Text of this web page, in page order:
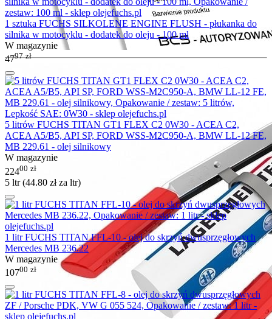
1 sztuka FUCHS SILKOLENE ENGINE FLUSH - płukanka do
silnika w motocyklu - dodatek do oleju - 100 ml
W magazynie
4797 zł
5 litrów FUCHS TITAN GT1 FLEX C2 0W30 - ACEA C2,
ACEA A5/B5, API SP, FORD WSS-M2C950-A, BMW LL-12 FE,
MB 229.61 - olej silnikowy
W magazynie
22400 zł
5 ltr (44.80 złza ltr)
1 litr FUCHS TITAN FFL-10 - olej do skrzyń dwusprzęgłowych
Mercedes MB 236.22
W magazynie
10700 zł